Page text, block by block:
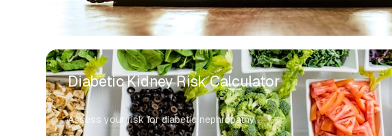
Diabetic Kidney Risk Calculator
Assess your risk for diabetic nephropathy